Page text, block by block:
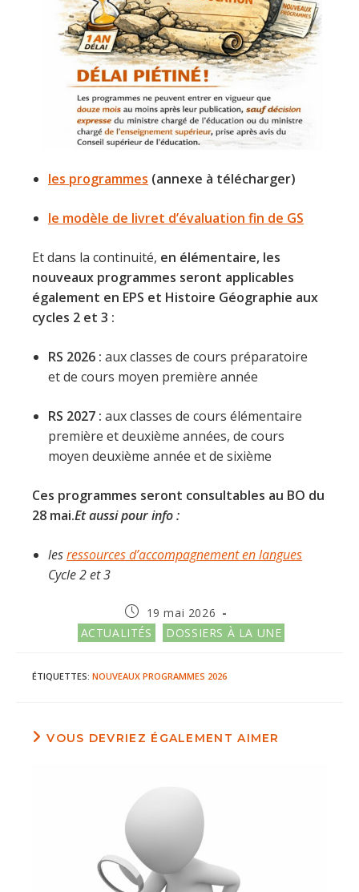
les programmes (annexe à télécharger)
le modèle de livret d’évaluation fin de GS
Et dans la continuité, en élémentaire, les
nouveaux programmes seront applicables
également en EPS et Histoire Géographie aux
cycles 2 et 3 :
RS 2026 : aux classes de cours préparatoire
et de cours moyen première année
RS 2027 : aux classes de cours élémentaire
première et deuxième années, de cours
moyen deuxième année et de sixième
Ces programmes seront consultables au BO du
28 mai.Et aussi pour info :
lesressources d’accompagnement en langues
Cycle 2 et 3
Publication
publiée :
19 mai 2026
Post
category:
ACTUALITÉS DOSSIERS À LA UNE
ÉTIQUETTES: NOUVEAUX PROGRAMMES 2026
VOUS DEVRIEZ ÉGALEMENT AIMER